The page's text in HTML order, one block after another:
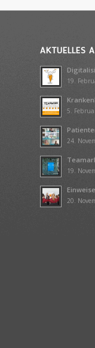
AKTUELLES
19.
5.
24.
19.
20.